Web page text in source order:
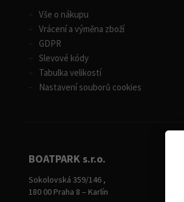
Vše o nákupu
Vrácení a výměna zboží
GDPR
Slevové kódy
Tabulka velikostí
Nastavení souborů cookies
BOATPARK s.r.o.
Sokolovská 359/146 ,
180 00 Praha 8 – Karlín